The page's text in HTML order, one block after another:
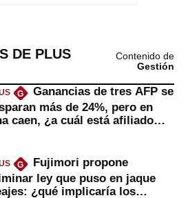
DE PLUS
Contenido de
Gestión
G
Ganancias de tres AFP se
más de 24%, pero en
caen, ¿a cuál está afiliado
G
Fujimori propone
ley que puso en jaque
¿qué implicaría los